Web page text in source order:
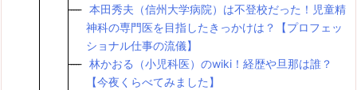
本田秀夫（信州大学病院）は不登校だった！児童精
神科の専門医を目指したきっかけは？【プロフェッ
ショナル仕事の流儀】
林かおる（小児科医）のwiki！経歴や旦那は誰？
【今夜くらべてみました】